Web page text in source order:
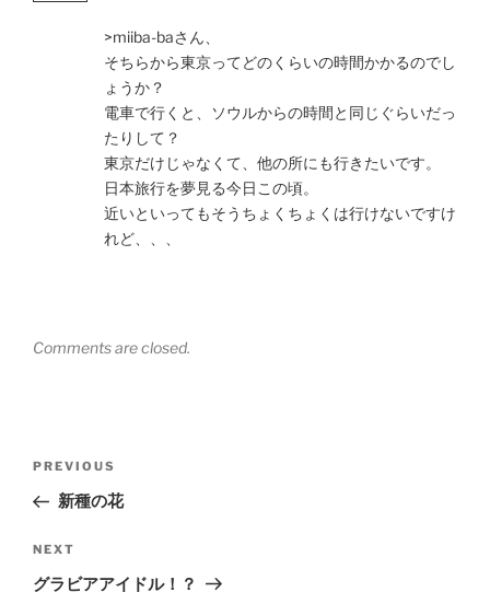
>miiba-baさん、
そちらから東京ってどのくらいの時間かかるのでし
ょうか？
電車で行くと、ソウルからの時間と同じぐらいだっ
たりして？
東京だけじゃなくて、他の所にも行きたいです。
日本旅行を夢見る今日この頃。
近いといってもそうちょくちょくは行けないですけ
れど、、、
Comments are closed.
navigation
Previous
Post
PREVIOUS
新種の花
Next
Post
NEXT
グラビアアイドル！？